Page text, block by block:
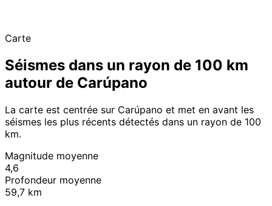
Carte
Séismes dans un rayon de 100 km
autour de Carúpano
La carte est centrée sur Carúpano et met en avant les
séismes les plus récents détectés dans un rayon de 100
km.
Magnitude moyenne
4,6
Profondeur moyenne
59,7 km